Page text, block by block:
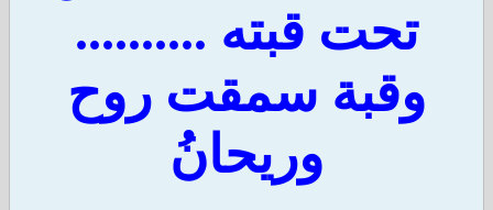
تحت قبته ..........
وقبة سمقت روح
وريحانُ